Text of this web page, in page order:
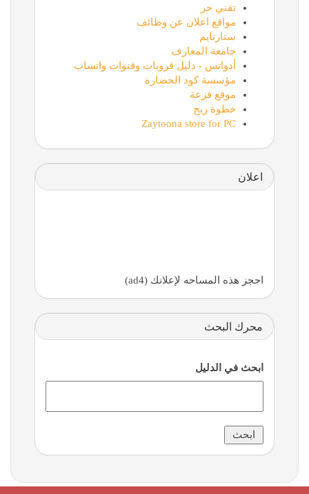
تقني حر
مواقع اعلان عن وظائف
ستارتايم
جامعة المعارف
أدواتس - دليل قروبات وقنوات واتساب
مؤسسة كود الحضارة
موقع فزعة
خطوة ربح
Zaytoona store for PC
اعلان
احجز هذه المساحه لإعلانك (ad4)
محرك البحث
ابحث في الدليل